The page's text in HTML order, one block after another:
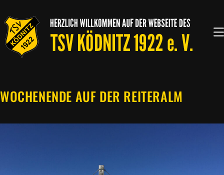
Inhalt
springen
WOCHENENDE AUF DER REITERALM